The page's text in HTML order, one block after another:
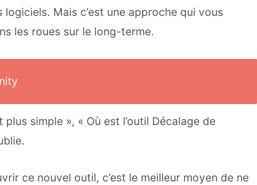
Mais c’est une approche qui vous
les roues sur le long-terme.
plus simple », « Où est l’outil Décalage de
ce nouvel outil, c’est le meilleur moyen de ne